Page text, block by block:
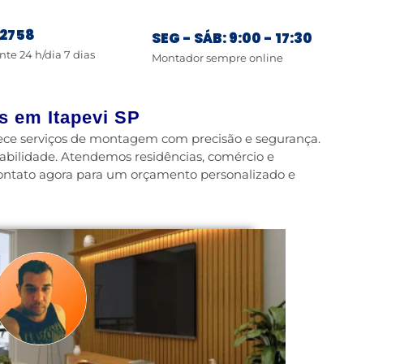
24 h/dia 7 dias
SEG - SÁB: 9:00 - 17:30
Montador sempre online
em Itapevi SP
serviços de montagem com precisão e segurança.
Atendemos residências, comércio e
agora para um orçamento personalizado e